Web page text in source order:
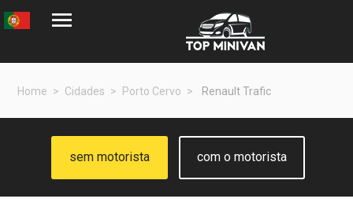
Home Cidades Porto Cervo Renault Trafic
sem motorista com o motorista